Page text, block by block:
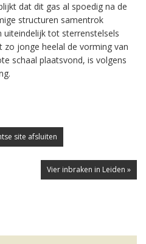
dat dit gas al spoedig na de
structuren samentrok
tot sterrenstelsels
jonge heelal de vorming van
schaal plaatsvond, is volgens
site afsluiten
Vier inbraken in Leiden »